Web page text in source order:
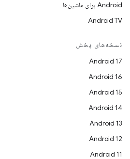
Android برای ماشین‌ها
Android TV
نسخه‌های پخش
Android 17
Android 16
Android 15
Android 14
Android 13
Android 12
Android 11